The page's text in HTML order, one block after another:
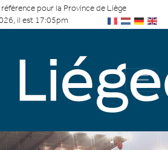
pour la Province de Liège
il est 17:05pm